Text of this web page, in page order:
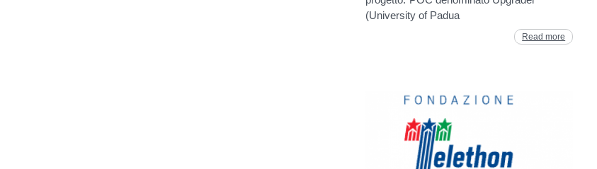
(University of Padua
Read more